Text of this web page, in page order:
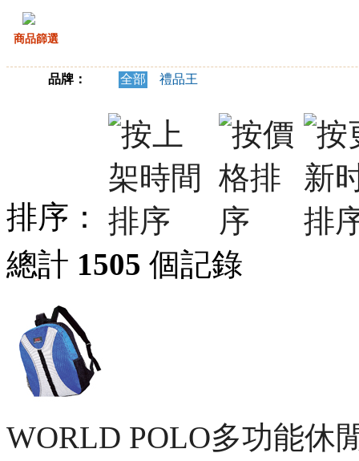
商品篩選
品牌： 全部 禮品王
排序：
總計 1505 個記錄
WORLD POLO多功能休